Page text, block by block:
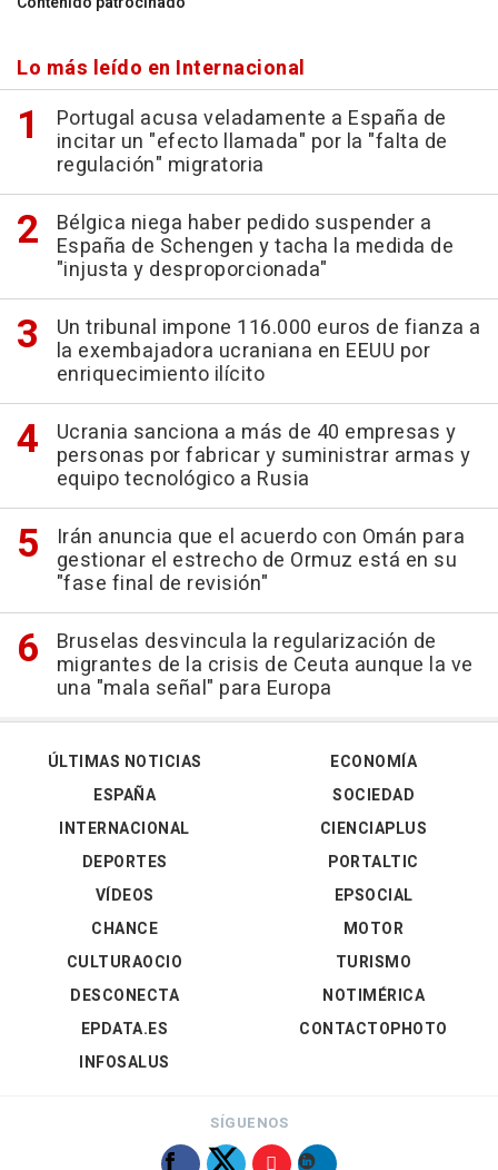
Lo más leído en Internacional
Portugal acusa veladamente a España de
incitar un "efecto llamada" por la "falta de
regulación" migratoria
Bélgica niega haber pedido suspender a
España de Schengen y tacha la medida de
"injusta y desproporcionada"
Un tribunal impone 116.000 euros de fianza a
la exembajadora ucraniana en EEUU por
enriquecimiento ilícito
Ucrania sanciona a más de 40 empresas y
personas por fabricar y suministrar armas y
equipo tecnológico a Rusia
Irán anuncia que el acuerdo con Omán para
gestionar el estrecho de Ormuz está en su
"fase final de revisión"
Bruselas desvincula la regularización de
migrantes de la crisis de Ceuta aunque la ve
una "mala señal" para Europa
ÚLTIMAS NOTICIAS
ESPAÑA
INTERNACIONAL
DEPORTES
VÍDEOS
ECONOMÍA
SOCIEDAD
CIENCIAPLUS
PORTALTIC
EPSOCIAL
CHANCE
CULTURAOCIO
DESCONECTA
EPDATA.ES
INFOSALUS
MOTOR
TURISMO
NOTIMÉRICA
CONTACTOPHOTO
SÍGUENOS